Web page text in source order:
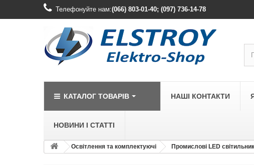
Телефонуйте нам:(066) 803-01-40; (097) 736-14-78
КАТАЛОГ ТОВАРІВ
LEGRAND
НАШІ КОНТАКТИ
НОВИНИ І СТАТТІ
Освітлення та комплектуючі Промислові LED